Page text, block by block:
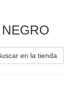
en la tienda